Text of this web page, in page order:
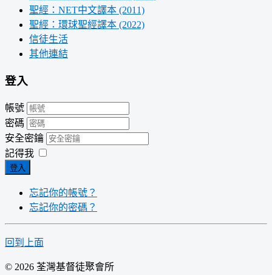
聖經：NET中文譯本 (2011)
聖經：環球聖經譯本 (2022)
信徒生活
其他連結
登入
帳號
密碼
安全密鑰
記得我
登入
忘記你的帳號？
忘記你的密碼？
回到上面
© 2026 荃灣基督徒聚會所